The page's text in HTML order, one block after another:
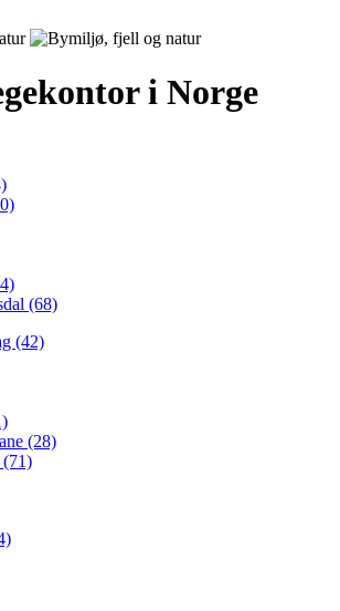
i Norge
(68)
(42)
(28)
(71)